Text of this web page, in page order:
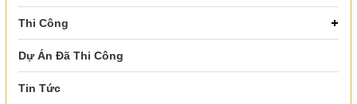
Thi Công
Dự Án Đã Thi Công
Tin Tức